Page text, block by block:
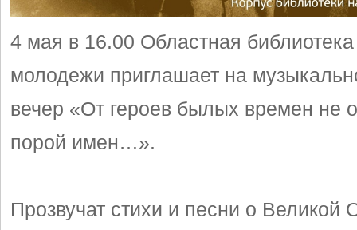
4 мая в 16.00 Областная
молодежи приглашает на
вечер «От героев былых времен не
порой имен…».
Прозвучат стихи и песни о Великой